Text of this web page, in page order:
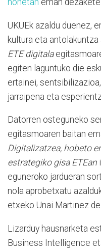
honetan eman
UKUEk azaldu duenez,
kultura eta antolakuntza
ETE digitala
egiten laguntuko die
ertainei,
jarraipena eta
Datorren osteguneko
egitasmoaren baitan
Digitalizatzea, hobeto
estrategiko gisa ETEan
eguneroko jardueran
nola aprobetxatu
etxeko Unai Martinez
Lizarduy hausnarketa
Business Intelligence